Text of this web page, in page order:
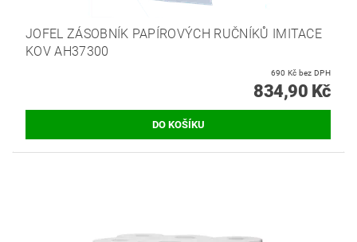
JOFEL ZÁSOBNÍK PAPÍROVÝCH RUČNÍKŮ IMITACE
KOV AH37300
690 Kč bez DPH
834,90 Kč